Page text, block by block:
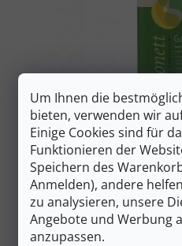
Um Ihnen die
bieten, verwenden wir
Einige Cookies sind für
Funktionieren der
Speichern des
Anmelden), andere
zu analysieren, unsere
Angebote und Werbung
anzupassen.
SONETT